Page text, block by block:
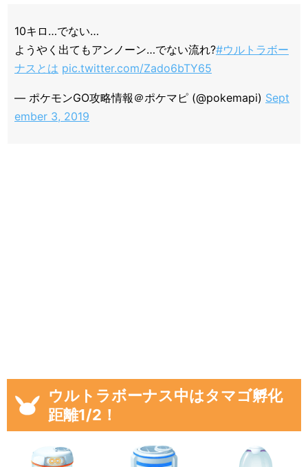
10キロ…でない…
ようやく出てもアンノーン…でない流れ?#ウルトラボー
ナスとは pic.twitter.com/Zado6bTY65
— ポケモンGO攻略情報＠ポケマピ (@pokemapi) Sept
ember 3, 2019
ウルトラボーナス中はタマゴ孵化
距離1/2！